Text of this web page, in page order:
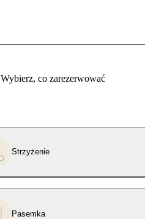
Wybierz, co zarezerwować
Strzyżenie
Pasemka